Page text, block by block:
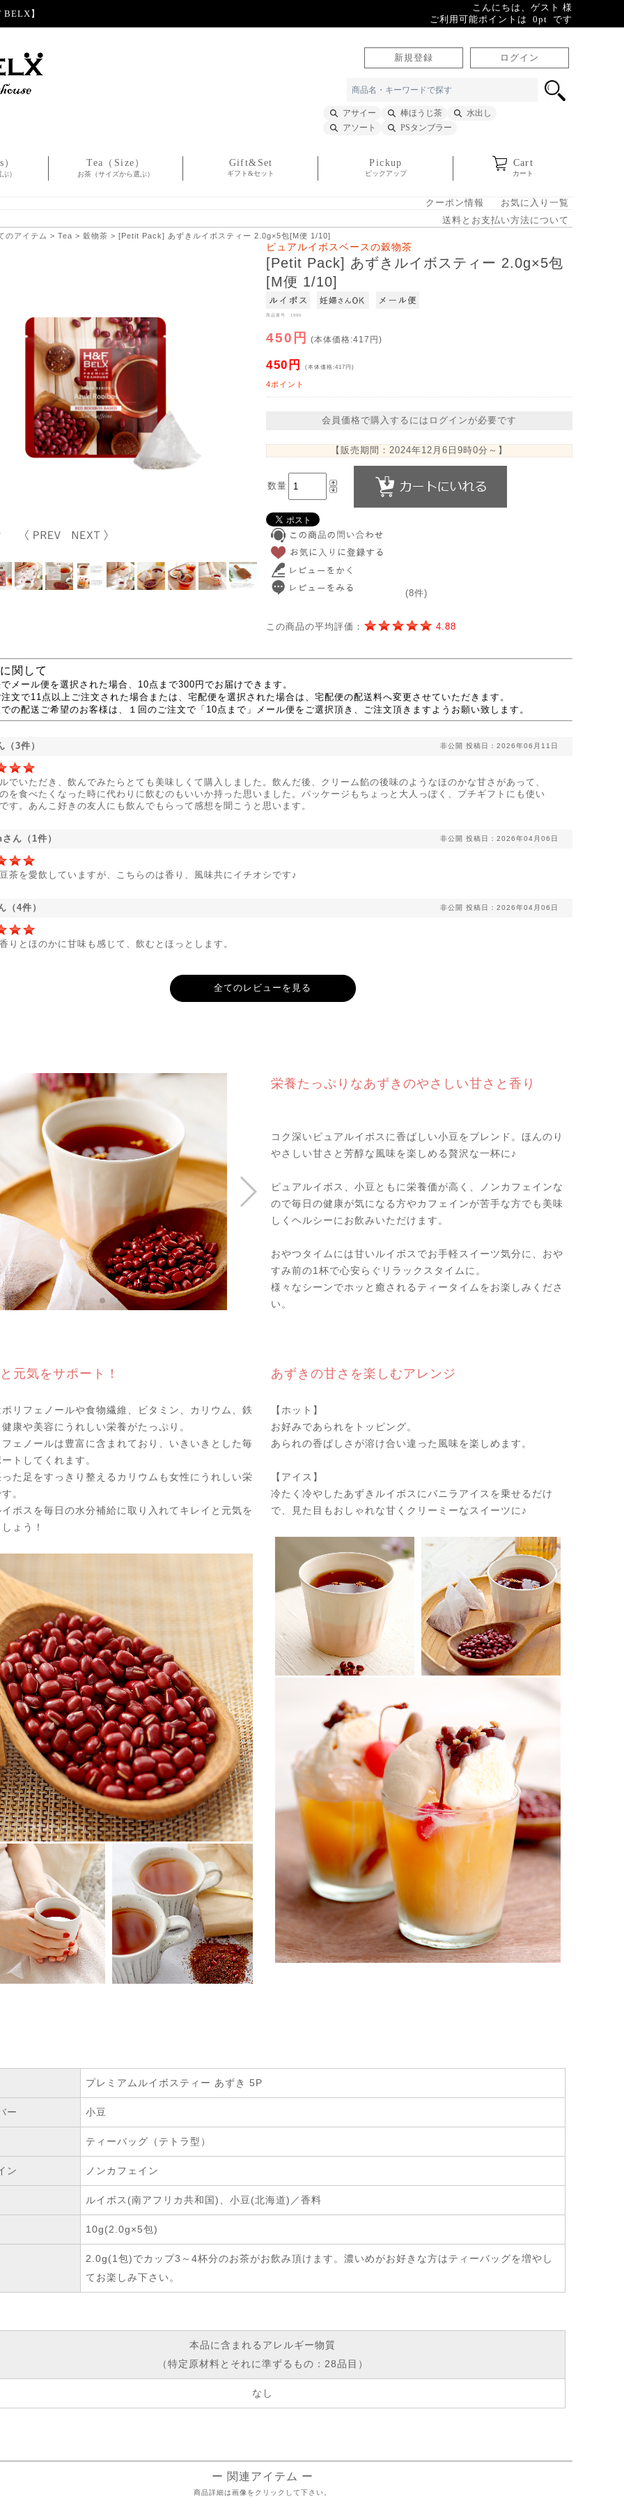
】
こんにちは、ゲスト 様
ご利用可能ポイントは 0pt です
新規登録 ログイン
アサイー 棒ほうじ茶
水出し
アソート
PSタンブラー
）
Tea（Size）
お茶（サイズから選ぶ）
Gift&Set
ギフト&セット
Pickup
ピックアップ
Cart
カート
クーポン情報
お気に入り一覧
送料とお支払い方法について
のアイテム > Tea > 穀物茶 > [Petit Pack] あずきルイボスティー 2.0g×5包[M便 1/10]
ピュアルイボスベースの穀物茶
[Petit Pack] あずきルイボスティー 2.0g×5包
[M便 1/10]
商品番号 1990
450円 (本体価格:417円)
450円 (本体価格:417円)
4ポイント
会員価格で購入するにはログインが必要です
【販売期間： 2024年12月6日9時0分 ～】
数量
(8件)
この商品の平均評価： 4.88
関して
メール便を選択された場合、10点まで300円でお届けできます。
文で11点以上ご注文された場合または、宅配便を選択された場合は、宅配便の配送料へ変更させていただきます。
の配送ご希望のお客様は、１回のご注文で「10点まで」メール便をご選択頂き、ご注文頂きますようお願い致します。
（3件） 非公開 投稿日：2026年06月11日
でいただき、飲んでみたらとても美味しくて購入しました。飲んだ後、クリーム餡の後味のようなほのかな甘さがあって、
を食べたくなった時に代わりに飲むのもいいか持った思いました。パッケージもちょっと大人っぽく、プチギフトにも使い
す。あんこ好きの友人にも飲んでもらって感想を聞こうと思います。
ん（1件） 非公開 投稿日：2026年04月06日
茶を愛飲していますが、こちらのは香り、風味共にイチオシです♪
（4件） 非公開 投稿日：2026年04月06日
りとほのかに甘味も感じて、飲むとほっとします。
全てのレビューを見る
栄養たっぷりなあずきのやさしい甘さと香り
コク深いピュアルイボスに香ばしい小豆をブレンド。ほんのり
やさしい甘さと芳醇な風味を楽しめる贅沢な一杯に♪
ピュアルイボス、小豆ともに栄養価が高く、ノンカフェインな
ので毎日の健康が気になる方やカフェインが苦手な方でも美味
しくヘルシーにお飲みいただけます。
おやつタイムには甘いルイボスでお手軽スイーツ気分に、おや
すみ前の1杯で心安らぐリラックスタイムに。
様々なシーンでホッと癒されるティータイムをお楽しみくださ
い。
元気をサポート！
リフェノールや食物繊維、ビタミン、カリウム、鉄
康や美容にうれしい栄養がたっぷり。
ェノールは豊富に含まれており、いきいきとした毎
トしてくれます。
た足をすっきり整えるカリウムも女性にうれしい栄
。
ボスを毎日の水分補給に取り入れてキレイと元気を
ょう！
あずきの甘さを楽しむアレンジ
【ホット】
お好みであられをトッピング。
あられの香ばしさが溶け合い違った風味を楽しめます。
【アイス】
冷たく冷やしたあずきルイボスにバニラアイスを乗せるだけ
で、見た目もおしゃれな甘くクリーミーなスイーツに♪
プレミアムルイボスティー あずき 5P
ー 小豆
ティーバッグ（テトラ型）
ン ノンカフェイン
ルイボス(南アフリカ共和国)、小豆(北海道)／香料
10g(2.0g×5包)
2.0g(1包)でカップ3～4杯分のお茶がお飲み頂けます。濃いめがお好きな方はティーバッグを増やし
てお楽しみ下さい。
本品に含まれるアレルギー物質
（特定原材料とそれに準ずるもの：28品目）
なし
ー 関連アイテム ー
商品詳細は画像をクリックして下さい。